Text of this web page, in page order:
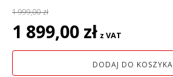
1 999,00zł
Pierwotna
cena
wynosiła:
1 899,00 zł cena
wynosi:
1
z VAT
DODAJ DO KOSZYKA